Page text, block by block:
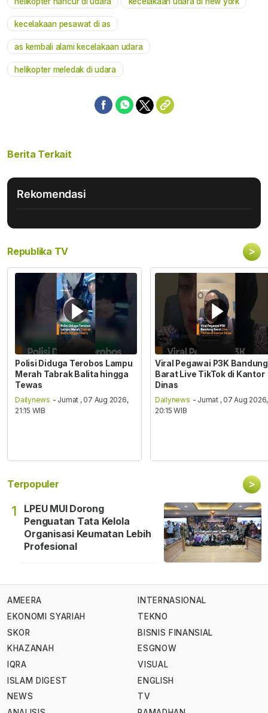
Mute
kecelakaan pesawat di as
as kembali alami kecelakaan udara
helikopter meledak di udara
Berita Terkait
Rekomendasi
Republika TV >
Polisi Diduga Terobos Lampu
Merah Tabrak Balita hingga
Tewas
Dailynews - Jumat , 07 Aug 2026,
21:15 WIB
Viral Pegawai P3K Bandung
Barat Live TikTok di Kantor
Dinas
Dailynews - Jumat , 07 Aug 2026,
20:15 WIB
Terpopuler >
1
LPEU MUI Dorong
Penguatan Tata Kelola
Organisasi Keumatan Lebih
Profesional
AMEERA
EKONOMI SYARIAH
SKOR
KHAZANAH
IQRA
ISLAM DIGEST
NEWS
INTERNASIONAL
TEKNO
BISNIS FINANSIAL
ESGNOW
VISUAL
ENGLISH
TV